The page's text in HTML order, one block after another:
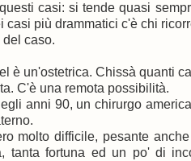
casi: si tende quasi
casi più drammatici c'è chi
caso.
è un'ostetrica. Chissà quanti
C'è una remota possibilità.
anni 90, un chirurgo
molto difficile, pesante
tanta fortuna ed un po' di